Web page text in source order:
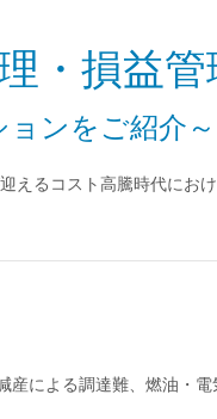
・損益
ンをご紹介～
るコスト高騰時代にお
産による調達難、燃油・電